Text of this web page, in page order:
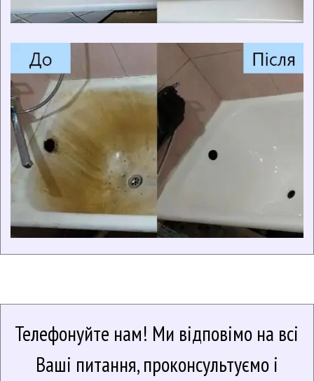
Телефонуйте нам! Ми відповімо на всі
Ваші питання, проконсультуємо і